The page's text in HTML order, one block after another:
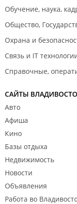
Обучение, наука,
Общество,
Охрана и
Связь и IT
Справочные,
САЙТЫ
Авто
Афиша
Кино
Базы отдыха
Недвижимость
Новости
Объявления
Работа во